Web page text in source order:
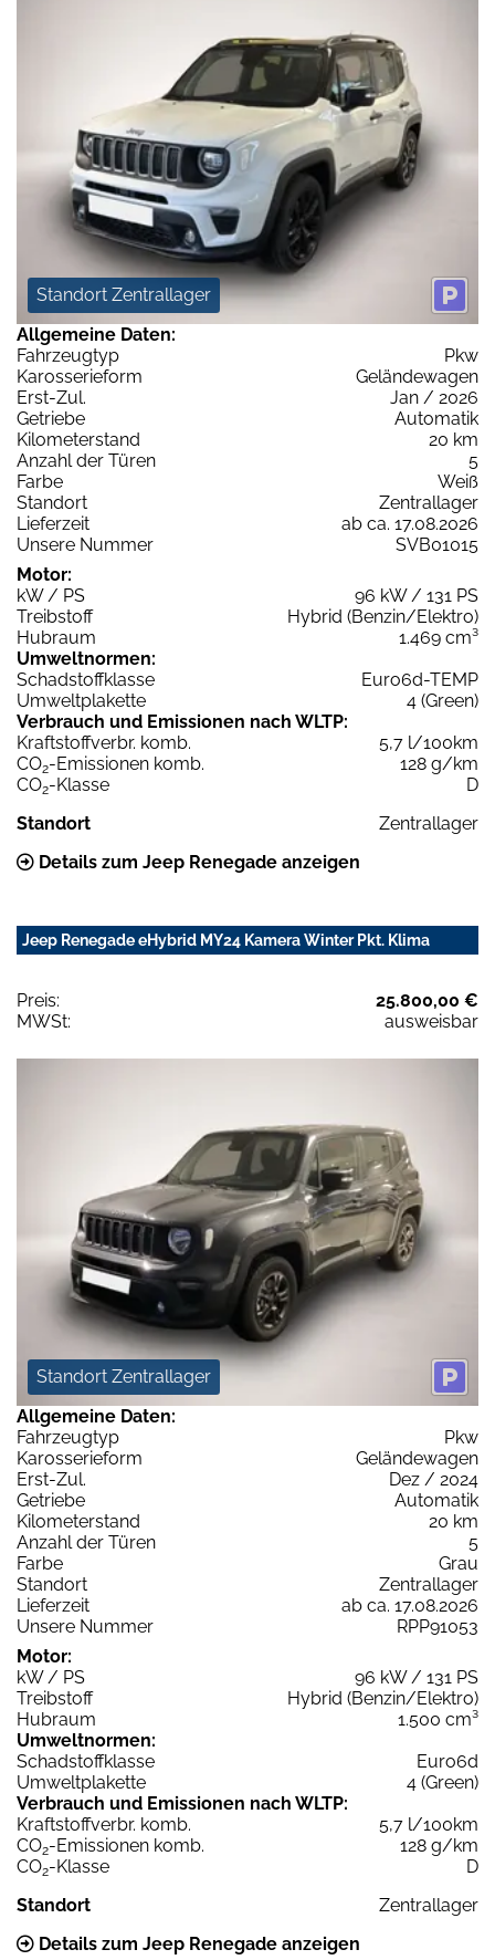
Standort Zentrallager
Allgemeine Daten:
Fahrzeugtyp
Pkw
Karosserieform
Geländewagen
Erst-Zul.
Jan / 2026
Getriebe
Automatik
Kilometerstand
20 km
Anzahl der Türen
5
Farbe
Weiß
Standort
Zentrallager
Lieferzeit
ab ca. 17.08.2026
Unsere Nummer
SVB01015
Motor:
kW / PS
96 kW / 131 PS
Treibstoff
Hybrid (Benzin/Elektro)
Hubraum
1.469 cm³
Umweltnormen:
Schadstoffklasse
Euro6d-TEMP
Umweltplakette
4 (Green)
Verbrauch und Emissionen nach WLTP:
Kraftstoffverbr. komb.
5,7 l/100km
CO2-Emissionen komb.
128 g/km
CO2-Klasse
D
Standort
Zentrallager
Details zum Jeep Renegade anzeigen
Jeep Renegade eHybrid MY24 Kamera Winter Pkt. Klima
Preis:
25.800,00 €
MWSt:
ausweisbar
Standort Zentrallager
Allgemeine Daten:
Fahrzeugtyp
Pkw
Karosserieform
Geländewagen
Erst-Zul.
Dez / 2024
Getriebe
Automatik
Kilometerstand
20 km
Anzahl der Türen
5
Farbe
Grau
Standort
Zentrallager
Lieferzeit
ab ca. 17.08.2026
Unsere Nummer
RPP91053
Motor:
kW / PS
96 kW / 131 PS
Treibstoff
Hybrid (Benzin/Elektro)
Hubraum
1.500 cm³
Umweltnormen:
Schadstoffklasse
Euro6d
Umweltplakette
4 (Green)
Verbrauch und Emissionen nach WLTP:
Kraftstoffverbr. komb.
5,7 l/100km
CO2-Emissionen komb.
128 g/km
CO2-Klasse
D
Standort
Zentrallager
Details zum Jeep Renegade anzeigen